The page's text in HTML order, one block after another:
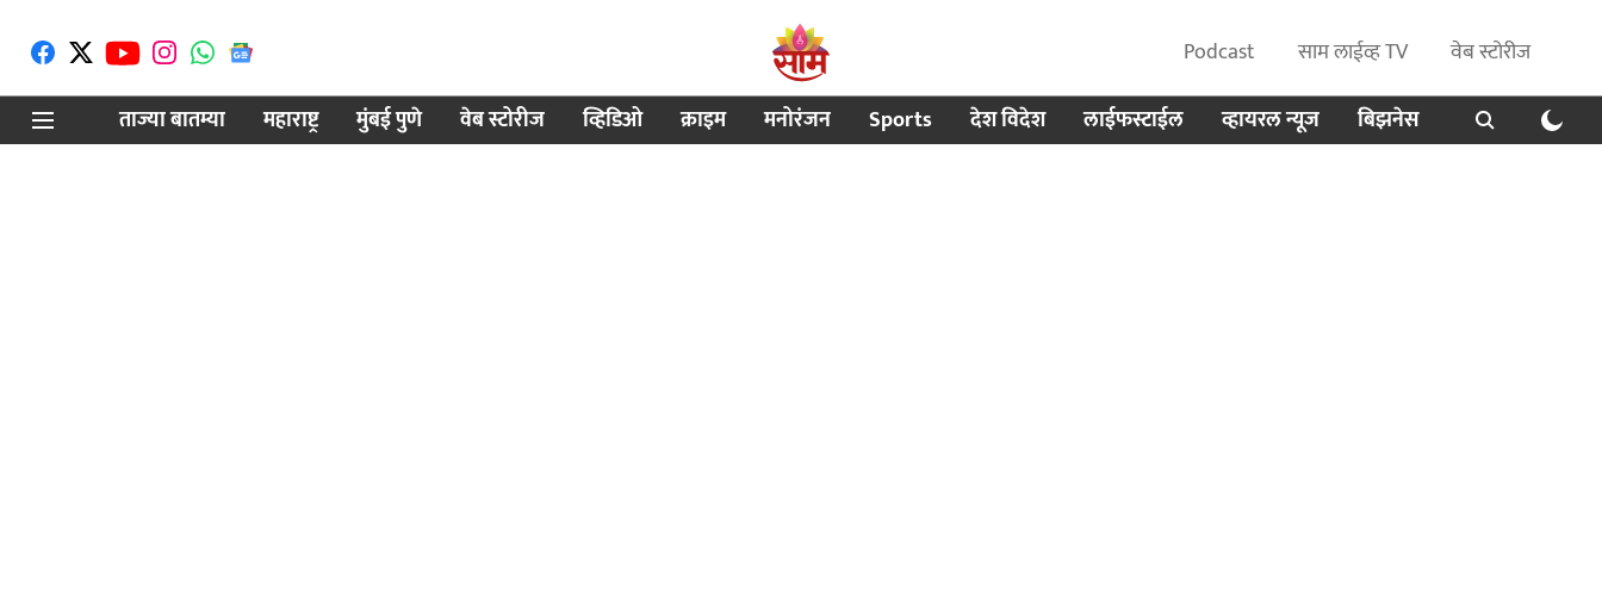
Podcast साम लाईव्ह TV
वेब स्टोरीज
ताज्या बातम्या
महाराष्ट्र मुंबई पुणे वेब स्टोरीज व्हिडिओ क्राइम मनोरंजन Sports देश विदेश लाईफस्टाईल व्हायरल न्यूज बिझनेस